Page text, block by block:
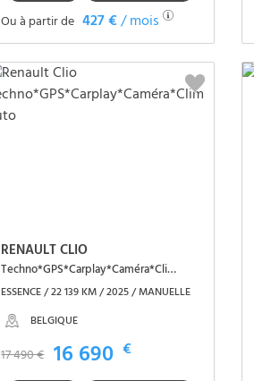
Ou à partir de 427 €/ mois
Voir le véhicule
RENAULT CLIO
Techno*GPS*Carplay*Caméra*Clim auto
ESSENCE / 22 139 KM / 2025 / MANUELLE
BELGIQUE
17 490 € 16 690 €